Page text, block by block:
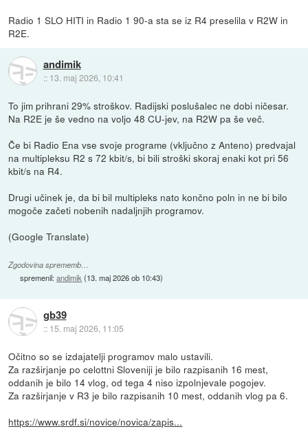
Radio 1 SLO HITI in Radio 1 90-a sta se iz R4 preselila v R2W in
R2E.
andimik
:: 13. maj 2026, 10:41
To jim prihrani 29% stroškov. Radijski poslušalec ne dobi ničesar.
Na R2E je še vedno na voljo 48 CU-jev, na R2W pa še več.
Če bi Radio Ena vse svoje programe (vključno z Anteno) predvajal
na multipleksu R2 s 72 kbit/s, bi bili stroški skoraj enaki kot pri 56
kbit/s na R4.
Drugi učinek je, da bi bil multipleks nato končno poln in ne bi bilo
mogoče začeti nobenih nadaljnjih programov.
(Google Translate)
Zgodovina sprememb…
spremenil:andimik (13. maj 2026 ob 10:43)
gb39
:: 15. maj 2026, 11:05
Očitno so se izdajatelji programov malo ustavili.
Za razširjanje po celottni Sloveniji je bilo razpisanih 16 mest,
oddanih je bilo 14 vlog, od tega 4 niso izpolnjevale pogojev.
Za razširjanje v R3 je bilo razpisanih 10 mest, oddanih vlog pa 6.
https://www.srdf.si/novice/novica/zapis...